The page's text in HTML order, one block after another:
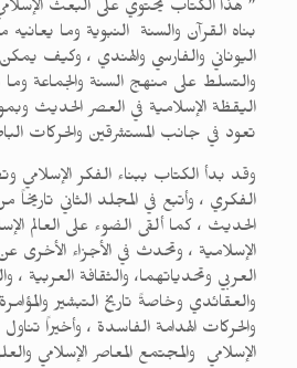
” هذا الكتاب يحتوي على البعث
بناه القرآن والسنة النبوية وما
اليوناني والفارسي والهندي ، وكيف
والتسلط على منهج السنة والجماعة
اليقظة الإسلامية في العصر الحديث
تعود في جانب المستشرقين والحركات
وقد بدأ الكتاب ببناء الفكر
الفكري ، وأتبع في المجلد الثاني تاريخاً
الحديث ، كما ألقى الضوء على العالم
الإسلامية ، وتحدث في الأجزاء الأخرى
العربي وتحدياتهما، والثقافة العربية ،
والعقائدي وخاصةً تاريخ التبشير
والحركات الهدامة الفاسدة ، وأخيراً
الإسلامي والمجتمع المعاصر الإسلامي